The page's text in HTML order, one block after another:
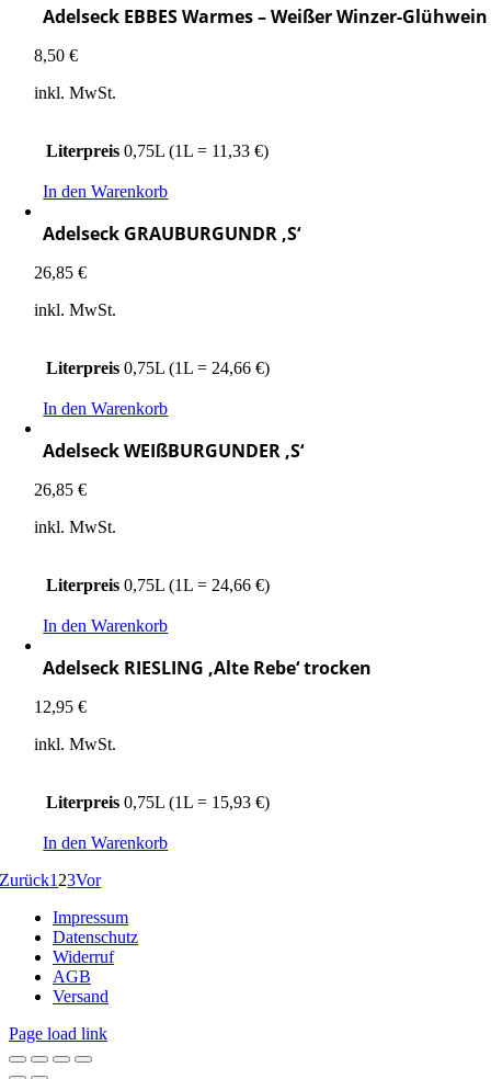
Adelseck EBBES Warmes – Weißer Winzer-Glühwein
8,50€
inkl. MwSt.
Literpreis 0,75L (1L = 11,33 €)
In den Warenkorb
Adelseck GRAUBURGUNDR ‚S‘
26,85€
inkl. MwSt.
Literpreis 0,75L (1L = 24,66 €)
In den Warenkorb
Adelseck WEIßBURGUNDER ‚S‘
26,85€
inkl. MwSt.
Literpreis 0,75L (1L = 24,66 €)
In den Warenkorb
Adelseck RIESLING ‚Alte Rebe‘ trocken
12,95€
inkl. MwSt.
Literpreis 0,75L (1L = 15,93 €)
In den Warenkorb
Zurück1 23Vor
Impressum
Datenschutz
Widerruf
AGB
Versand
Page load link